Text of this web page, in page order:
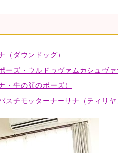
（ダウンドッグ）
ーズ・ウルドゥヴァムカシュヴァ
・牛の顔のポーズ）
スチモッターナーサナ（ティリ